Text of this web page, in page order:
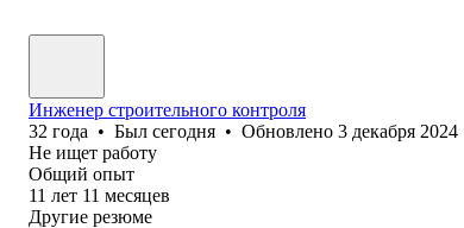
Инженер строительного контроля
32 года • Был сегодня • Обновлено 3 декабря 2024
Не ищет работу
Общий опыт
11 лет 11 месяцев
Другие резюме